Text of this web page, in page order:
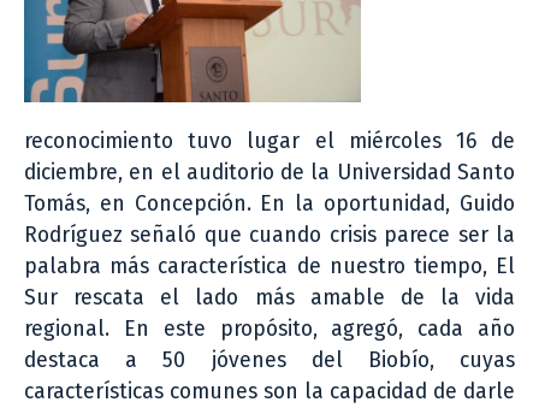
reconocimiento tuvo lugar el miércoles 16 de
diciembre, en el auditorio de la Universidad Santo
Tomás, en Concepción. En la oportunidad, Guido
Rodríguez señaló que cuando crisis parece ser la
palabra más característica de nuestro tiempo, El
Sur rescata el lado más amable de la vida
regional. En este propósito, agregó, cada año
destaca a 50 jóvenes del Biobío, cuyas
características comunes son la capacidad de darle